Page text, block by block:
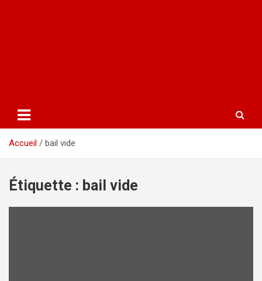
Accueil bail vide
Étiquette : bail vide